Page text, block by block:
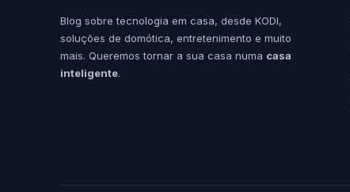
Blog sobre tecnologia em casa, desde KODI,
soluções de domótica, entretenimento e muito
mais. Queremos tornar a sua casa numa casa
inteligente.